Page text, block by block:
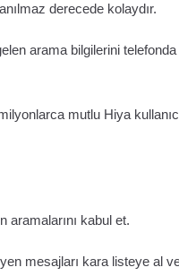
derecede kolaydır.
arama bilgilerini
mutlu Hiya
aramalarını kabul et.
mesajları kara listeye al